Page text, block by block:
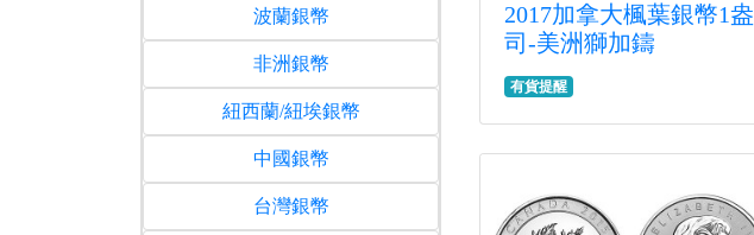
波蘭銀幣
非洲銀幣
紐西蘭/紐埃銀幣
中國銀幣
台灣銀幣
2017加拿大楓葉銀幣1盎
司-美洲獅加鑄
有貨提醒